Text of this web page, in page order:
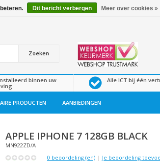
Zoeken
binnen uw
Alle ICT bij één
PRODUCTEN AANBIEDINGEN
APPLE IPHONE 7 128GB BLACK
MN922ZD/A
0 beoordeling (en) | Je beoordeling
Dit bericht verbergen Meer over cookies »